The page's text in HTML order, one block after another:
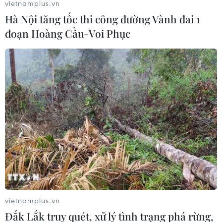
Sử dụng thiết bị ghi lại hình ảnh xe chở
hàng quá tải để xử phạt
10/09/2022 05:18
Lực lượng chức năng tăng cường sử dụng thiết bị ghi
hình để ghi lại hình ảnh phương tiện vi phạm, đặc biệt
là các xe cơi nới kích thước thành thùng, làm cơ sở để
lập biên bản vi phạm hành chính và xử
vietnamplus.vn
Hà Nội tăng tốc thi công đường Vành đai 1
đoạn Hoàng Cầu-Voi Phục
vietnamplus.vn
Đắk Lắk truy quét, xử lý tình trạng phá rừng,